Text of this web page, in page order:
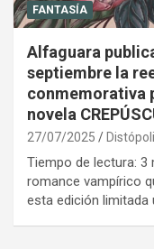
FANTASÍA
Alfaguara
septiembre la
conmemorativa
novela
27/07/2025
Tiempo de lectura: 3
romance vampírico
esta edición limitada